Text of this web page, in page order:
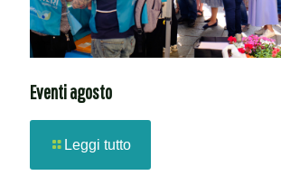
Eventi agosto
Leggi tutto